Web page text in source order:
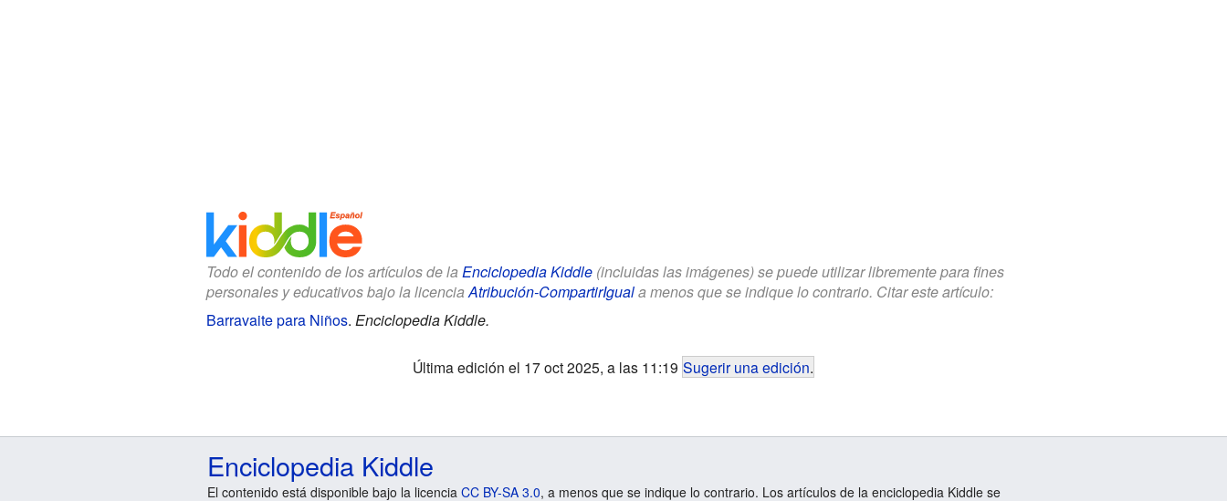
Todo el contenido de los artículos de la Enciclopedia Kiddle(incluidas las imágenes) se puede utilizar libremente para fines
personales y educativos bajo la licenciaAtribución-CompartirIguala menos que se indique lo contrario. Citar este artículo:
Barravaite para Niños. Enciclopedia Kiddle.
Última edición el 17 oct 2025, a las 11:19 Sugerir una edición.
Enciclopedia Kiddle
El contenido está disponible bajo la licencia CC BY-SA 3.0, a menos que se indique lo contrario. Los artículos de la enciclopedia Kiddle se